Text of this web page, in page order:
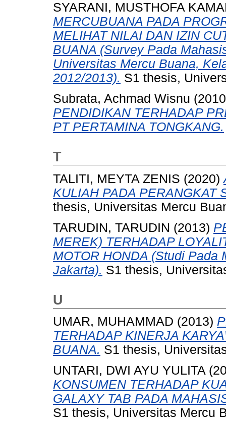
SYARANI, MUSTHOFA
MERCUBUANA PADA
MELIHAT NILAI DAN IZIN
BUANA (Survey Pada
Universitas Mercu Buana,
2012/2013). S1 thesis,
Subrata, Achmad Wisnu
PENDIDIKAN TERHADAP
PT PERTAMINA TONGKANG.
T
TALITI, MEYTA ZENIS (2020)
KULIAH PADA PERANGKAT
thesis, Universitas Mercu
TARUDIN, TARUDIN (2013)
MEREK) TERHADAP
MOTOR HONDA (Studi
Jakarta). S1 thesis,
U
UMAR, MUHAMMAD (2013)
TERHADAP KINERJA
BUANA. S1 thesis,
UNTARI, DWI AYU YULITA
KONSUMEN TERHADAP
GALAXY TAB PADA
S1 thesis, Universitas Mercu